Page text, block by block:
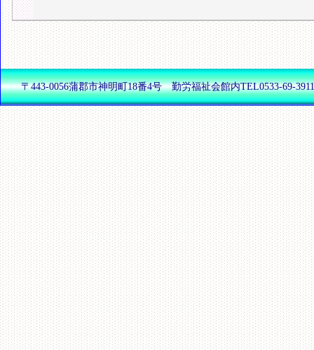
〒443-0056蒲郡市神明町18番4号 勤労福祉会館内TEL0533-69-